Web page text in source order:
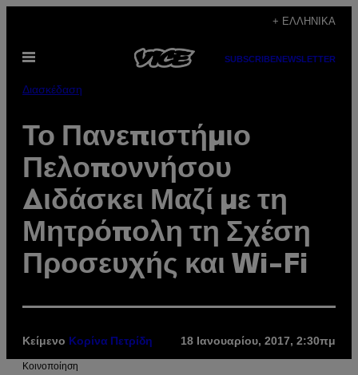
περιεχόμενο
+ ΕΛΛΗΝΙΚΆ
Ανοίξτε
SUBSCRIBENEWSLETTER
Διασκέδαση
Το Πανεπιστήμιο
Πελοποννήσου
Διδάσκει Μαζί με τη
Μητρόπολη τη Σχέση
Προσευχής και Wi-Fi
Κείμενο Κορίνα Πετρίδη 18 Ιανουαρίου, 2017, 2:30πμ
Kοινοποίηση